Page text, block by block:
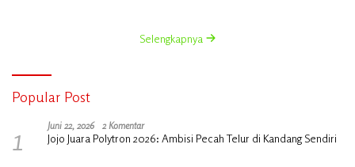
Selengkapnya
Popular Post
1 Juni 22, 2026 2 Komentar
Jojo Juara Polytron 2026: Ambisi Pecah Telur di Kandang Sendiri